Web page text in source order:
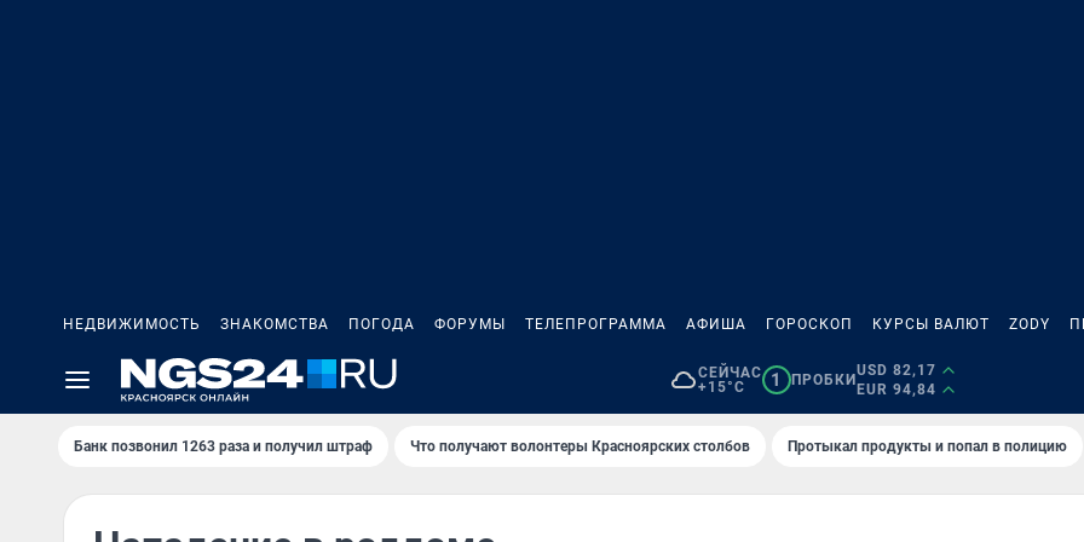
НЕДВИЖИМОСТЬ ЗНАКОМСТВА ПОГОДА ФОРУМЫ ТЕЛЕПРОГРАММА АФИША ГОРОСКОП КУРСЫ ВАЛЮТ ZODY
СЕЙЧАС
+15°C
1 ПРОБКИ
USD 82,17
EUR 94,84
Банк позвонил 1263 раза и получил штраф Что получают волонтеры Красноярских столбов Протыкал продукты и попал в полицию